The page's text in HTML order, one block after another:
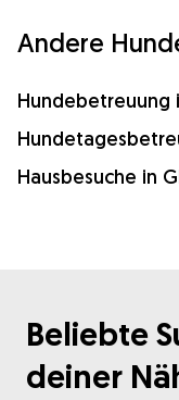
Andere
Hundebetreuung
Hausbesuche in
Beliebte
deiner